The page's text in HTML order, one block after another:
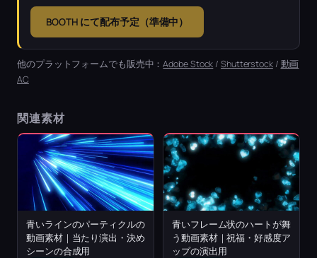
BOOTH にて配布予定（準備中）
他のプラットフォームでも販売中：Adobe Stock /Shutterstock/ 動画
AC
関連素材
青いラインのパーティクルの
動画素材｜当たり演出・決め
シーンの合成用
青いフレーム状のハートが舞
う動画素材｜祝福・好感度ア
ップの演出用